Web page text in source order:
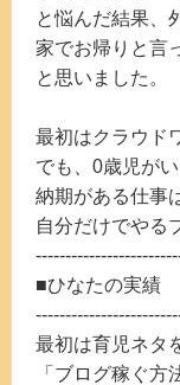
と悩んだ結果、
家でお帰りと言
と思いました。
最初はクラウド
でも、0歳児が
納期がある仕事
自分だけでやる
■ひなたの実績
最初は育児ネタ
「ブログ稼ぐ方